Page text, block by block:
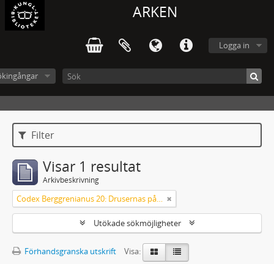
ARKEN
Logga in
Filter
Visar 1 resultat
Arkivbeskrivning
Codex Berggrenianus 20: Drusernas på Libanon heliga bok
Utökade sökmöjligheter
Förhandsgranska utskrift
Visa: